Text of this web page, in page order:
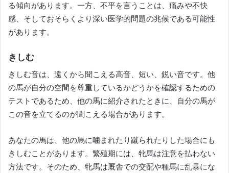
る傾向があります。 一方、不平を言うことは、痛みや不快
感、そしておそらくより深い医学的問題の兆候である可能性
があります。
きしむ
きしむ音は、遠くから聞こえる高音、短い、鋭い音です。 他
の馬が自分の空間を尊重しているかどうかを確認するための
テストであるため、他の馬に紹介されたときに、自分の馬が
この音を立てるのが聞こえる場合があります。
あなたの馬は、他の馬に噛まれたり蹴られたりした場合にも
きしむことがあります。 繁殖期には、牝馬は注意を払わない
方法です。そのため、牝馬は厩舎での交配や種馬に乱暴にな